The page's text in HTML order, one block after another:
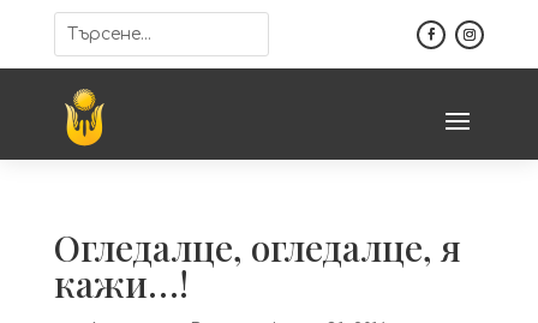
Огледалце, огледалце, я
кажи…!